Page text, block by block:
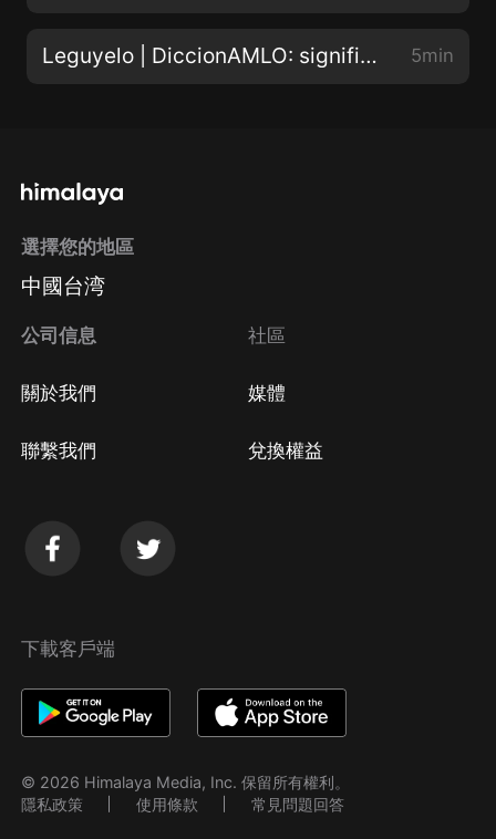
Leguyelo | DiccionAMLO: significado de las palabras favoritas del presidente 5min
選擇您的地區
中國台湾
公司信息
關於我們
聯繫我們
社區
媒體
兌換權益
下載客戶端
© 2026 Himalaya Media, Inc. 保留所有權利。
隱私政策
使用條款 常見問題回答